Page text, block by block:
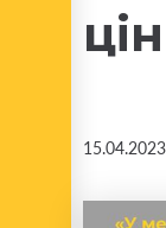
15.04.2023